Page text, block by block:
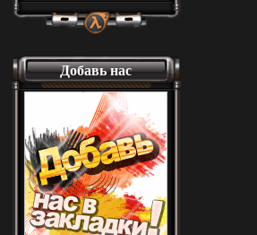
Добавь нас